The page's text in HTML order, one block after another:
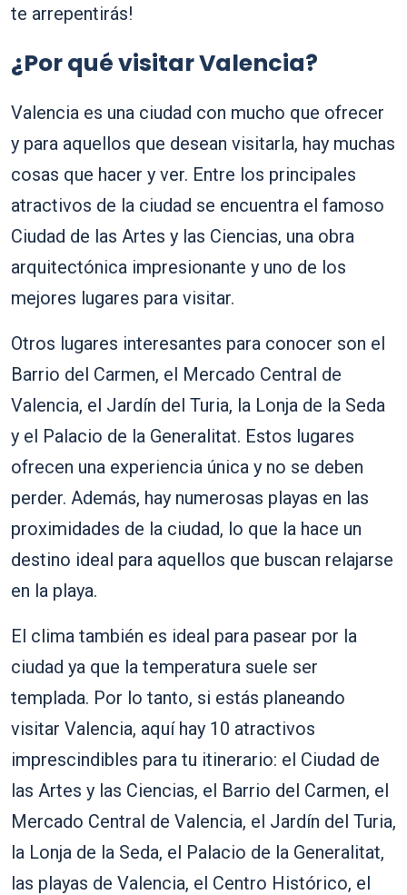
te arrepentirás!
¿Por qué visitar Valencia?
Valencia es una ciudad con mucho que ofrecer
y para aquellos que desean visitarla, hay muchas
cosas que hacer y ver. Entre los principales
atractivos de la ciudad se encuentra el famoso
Ciudad de las Artes y las Ciencias, una obra
arquitectónica impresionante y uno de los
mejores lugares para visitar.
Otros lugares interesantes para conocer son el
Barrio del Carmen, el Mercado Central de
Valencia, el Jardín del Turia, la Lonja de la Seda
y el Palacio de la Generalitat. Estos lugares
ofrecen una experiencia única y no se deben
perder. Además, hay numerosas playas en las
proximidades de la ciudad, lo que la hace un
destino ideal para aquellos que buscan relajarse
en la playa.
El clima también es ideal para pasear por la
ciudad ya que la temperatura suele ser
templada. Por lo tanto, si estás planeando
visitar Valencia, aquí hay 10 atractivos
imprescindibles para tu itinerario: el Ciudad de
las Artes y las Ciencias, el Barrio del Carmen, el
Mercado Central de Valencia, el Jardín del Turia,
la Lonja de la Seda, el Palacio de la Generalitat,
las playas de Valencia, el Centro Histórico, el